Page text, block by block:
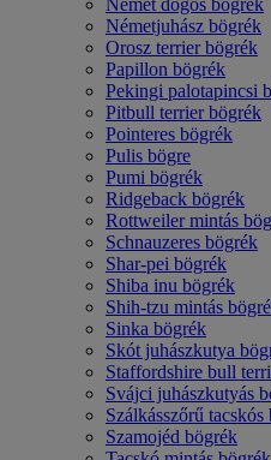
Német dogos bögrék
Németjuhász bögrék
Orosz terrier bögrék
Papillon bögrék
Pekingi palotapincsi
Pitbull terrier bögrék
Pointeres bögrék
Pulis bögre
Pumi bögrék
Ridgeback bögrék
Rottweiler mintás
Schnauzeres bögrék
Shar-pei bögrék
Shiba inu bögrék
Shih-tzu mintás
Sinka bögrék
Skót juhászkutya
Staffordshire bull
Svájci juhászkutyás
Szálkásszőrű tacskós
Szamojéd bögrék